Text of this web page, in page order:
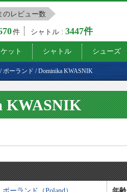
のレビュー数
件 シャトル :3447件
ット シャトル シューズ
/ ポーランド /Dominika KWASNIK
KWASNIK